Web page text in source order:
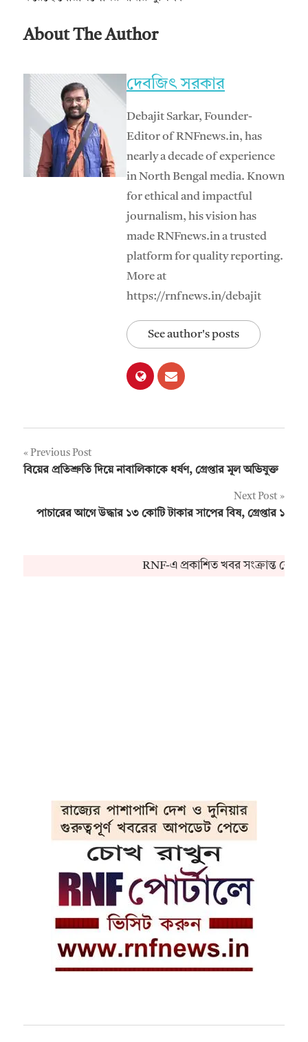
About The Author
দেবজিৎ সরকার
Debajit Sarkar, Founder-
Editor of RNFnews.in, has
nearly a decade of experience
in North Bengal media. Known
for ethical and impactful
journalism, his vision has
made RNFnews.in a trusted
platform for quality reporting.
More at
https://rnfnews.in/debajit
See author's posts
Post
Previous Post
বিয়ের প্রতিশ্রুতি দিয়ে নাবালিকাকে ধর্ষণ, গ্রেপ্তার মূল অভিযুক্ত
Next Post
পাচারের আগে উদ্ধার ১৩ কোটি টাকার সাপের বিষ, গ্রেপ্তার ১
RNF-এ প্রকাশিত খবর সংক্রান্ত